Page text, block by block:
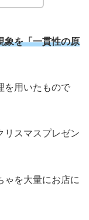
象を「一貫性の原
を用いたもので
リスマスプレゼン
ゃを大量にお店に